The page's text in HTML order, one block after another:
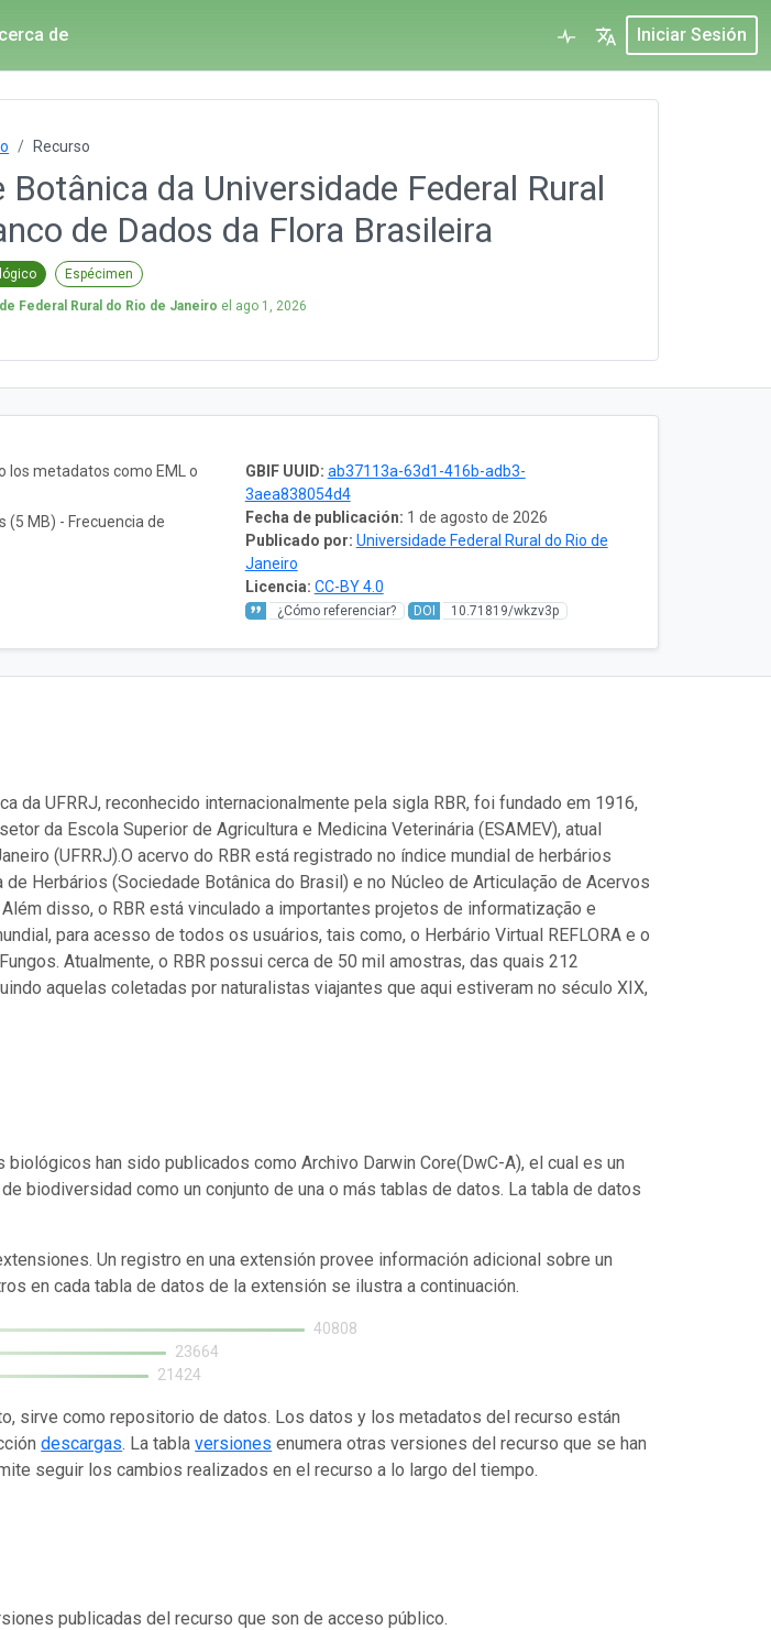
de Iniciar Sesión
Recurso
da Universidade Federal Rural
de Dados da Flora Brasileira
Espécimen
Federal Rural do Rio de Janeiro el ago 1, 2026
GBIF UUID: ab37113a-63d1-416b-adb3-
3aea838054d4
Fecha de publicación: 1 de agosto de 2026
Publicado por: Universidade Federal Rural do Rio de
Janeiro
Licencia: CC-BY 4.0
¿Cómo referenciar? DOI 10.71819/wkzv3p
los metadatos como EML o
(5 MB) - Frecuencia de
da UFRRJ, reconhecido internacionalmente pela sigla RBR, foi fundado em 1916,
da Escola Superior de Agricultura e Medicina Veterinária (ESAMEV), atual
(UFRRJ).O acervo do RBR está registrado no índice mundial de herbários
de Herbários (Sociedade Botânica do Brasil) e no Núcleo de Articulação de Acervos
disso, o RBR está vinculado a importantes projetos de informatização e
para acesso de todos os usuários, tais como, o Herbário Virtual REFLORA e o
Atualmente, o RBR possui cerca de 50 mil amostras, das quais 212
aquelas coletadas por naturalistas viajantes que aqui estiveram no século XIX,
han sido publicados como Archivo Darwin Core(DwC-A), el cual es un
biodiversidad como un conjunto de una o más tablas de datos. La tabla de datos
Un registro en una extensión provee información adicional sobre un
en cada tabla de datos de la extensión se ilustra a continuación.
40808
23664
21424
sirve como repositorio de datos. Los datos y los metadatos del recurso están
descargas. La tablaversiones enumera otras versiones del recurso que se han
seguir los cambios realizados en el recurso a lo largo del tiempo.
publicadas del recurso que son de acceso público.